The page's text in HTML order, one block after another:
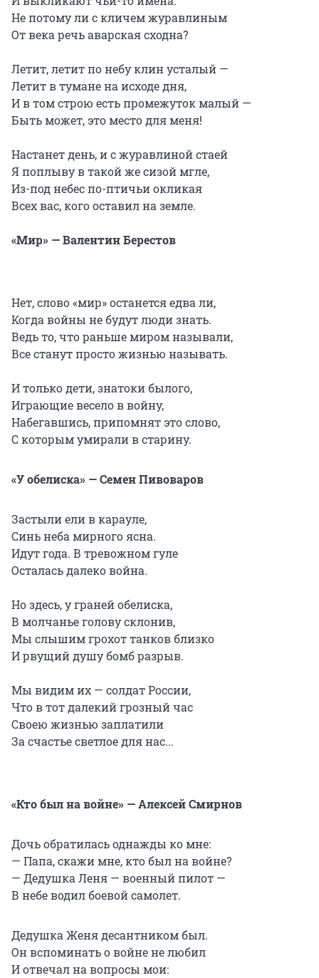
Не потому ли с кличем журавлиным
От века речь аварская сходна?
Летит, летит по небу клин усталый —
Летит в тумане на исходе дня,
И в том строю есть промежуток малый —
Быть может, это место для меня!
Настанет день, и с журавлиной стаей
Я поплыву в такой же сизой мгле,
Из-под небес по-птичьи окликая
Всех вас, кого оставил на земле.
«Мир» — Валентин Берестов
Нет, слово «мир» останется едва ли,
Когда войны не будут люди знать.
Ведь то, что раньше миром называли,
Все станут просто жизнью называть.
И только дети, знатоки былого,
Играющие весело в войну,
Набегавшись, припомнят это слово,
С которым умирали в старину.
«У обелиска» — Семен Пивоваров
Застыли ели в карауле,
Синь неба мирного ясна.
Идут года. В тревожном гуле
Осталась далеко война.
Но здесь, у граней обелиска,
В молчанье голову склонив,
Мы слышим грохот танков близко
И рвущий душу бомб разрыв.
Мы видим их — солдат России,
Что в тот далекий грозный час
Своею жизнью заплатили
За счастье светлое для нас...
«Кто был на войне» — Алексей Смирнов
Дочь обратилась однажды ко мне:
— Папа, скажи мне, кто был на войне?
— Дедушка Леня — военный пилот —
В небе водил боевой самолет.
Дедушка Женя десантником был.
Он вспоминать о войне не любил
И отвечал на вопросы мои: